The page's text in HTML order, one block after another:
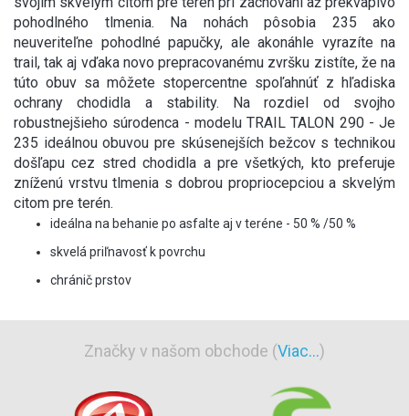
pohodlného tlmenia. Na nohách pôsobia 235 ako
neuveriteľne pohodlné papučky, ale akonáhle vyrazíte na
trail, tak aj vďaka novo prepracovanému zvršku zistíte, že na
túto obuv sa môžete stopercentne spoľahnúť z hľadiska
ochrany chodidla a stability. Na rozdiel od svojho
robustnejšieho súrodenca - modelu TRAIL TALON 290 - Je
235 ideálnou obuvou pre skúsenejších bežcov s technikou
došľapu cez stred chodidla a pre všetkých, kto preferuje
zníženú vrstvu tlmenia s dobrou propriocepciou a skvelým
citom pre terén.
ideálna na behanie po asfalte aj v teréne - 50 % /50 %
skvelá priľnavosť k povrchu
chránič prstov
Značky v našom obchode (Viac...)